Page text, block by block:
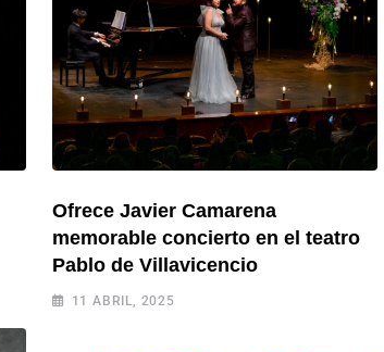
Ofrece Javier Camarena
memorable concierto en el teatro
Pablo de Villavicencio
11 ABRIL, 2025